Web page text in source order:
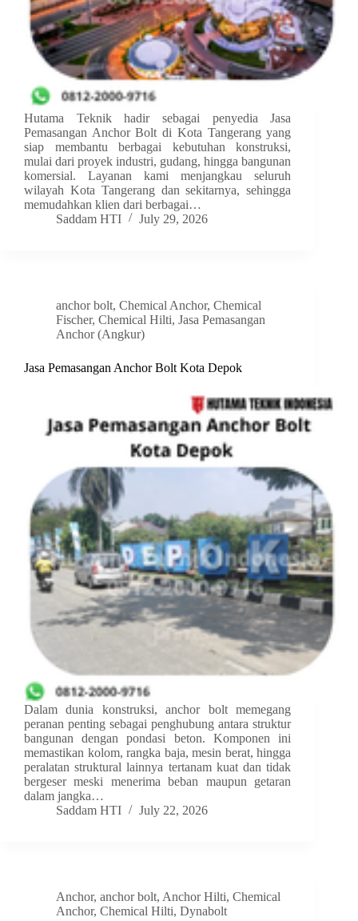
Hutama Teknik hadir sebagai penyedia Jasa
Pemasangan Anchor Bolt di Kota Tangerang yang
siap membantu berbagai kebutuhan konstruksi,
mulai dari proyek industri, gudang, hingga bangunan
komersial. Layanan kami menjangkau seluruh
wilayah Kota Tangerang dan sekitarnya, sehingga
memudahkan klien dari berbagai…
Saddam HTI
July 29, 2026
anchor bolt, Chemical Anchor, Chemical
Fischer, Chemical Hilti, Jasa Pemasangan
Anchor (Angkur)
Jasa Pemasangan Anchor Bolt Kota Depok
Dalam dunia konstruksi, anchor bolt memegang
peranan penting sebagai penghubung antara struktur
bangunan dengan pondasi beton. Komponen ini
memastikan kolom, rangka baja, mesin berat, hingga
peralatan struktural lainnya tertanam kuat dan tidak
bergeser meski menerima beban maupun getaran
dalam jangka…
Saddam HTI
July 22, 2026
Anchor, anchor bolt, Anchor Hilti, Chemical
Anchor, Chemical Hilti, Dynabolt